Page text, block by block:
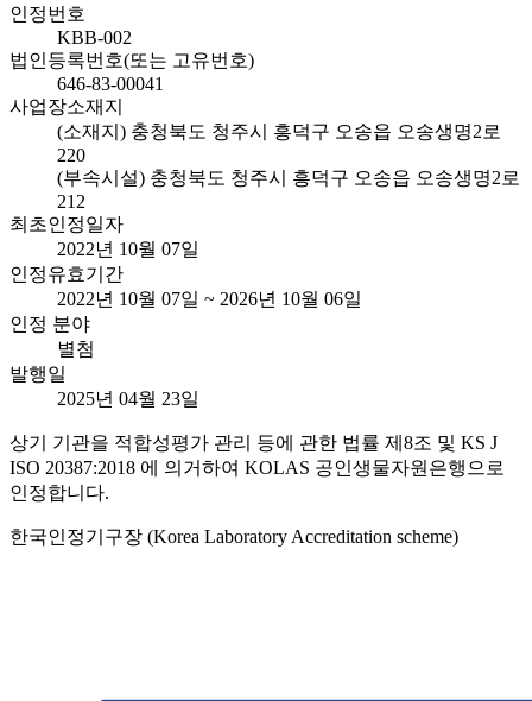
인정번호
KBB-002
법인등록번호(또는 고유번호)
646-83-00041
사업장소재지
(소재지) 충청북도 청주시 흥덕구 오송읍 오송생명2로
220
(부속시설) 충청북도 청주시 흥덕구 오송읍 오송생명2로
212
최초인정일자
2022년 10월 07일
인정유효기간
2022년 10월 07일 ~ 2026년 10월 06일
인정 분야
별첨
발행일
2025년 04월 23일
상기 기관을 적합성평가 관리 등에 관한 법률 제8조 및 KS J
ISO 20387:2018 에 의거하여 KOLAS 공인생물자원은행으로
인정합니다.
한국인정기구장 (Korea Laboratory Accreditation scheme)